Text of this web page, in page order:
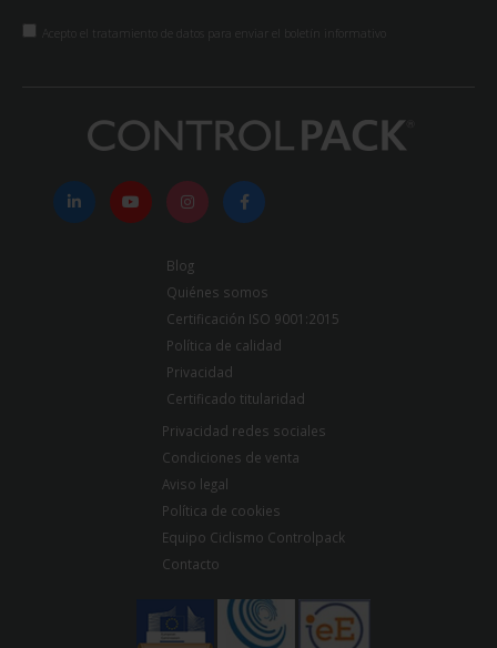
Blog
Quiénes somos
Certificación ISO 9001:2015
Política de calidad
Privacidad
Certificado titularidad
Privacidad redes sociales
Condiciones de venta
Aviso legal
Política de cookies
Equipo Ciclismo Controlpack